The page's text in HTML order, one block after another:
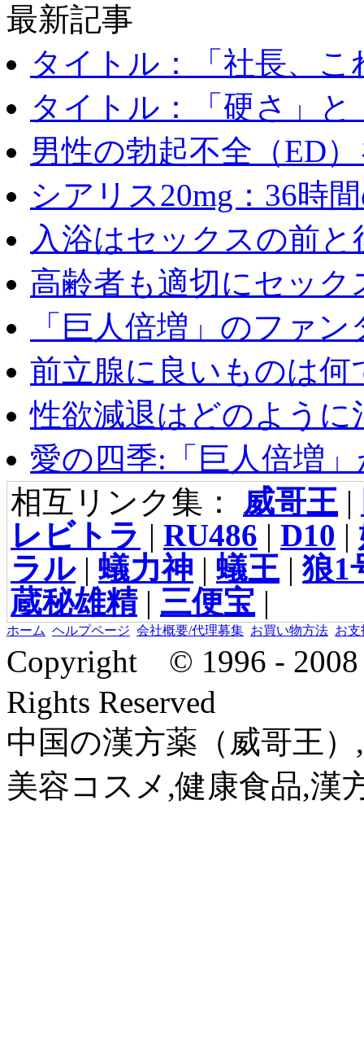
最新記事
タイトル：「社長、こ
タイトル：「硬さ」と
男性の勃起不全（ED
シアリス20mg：36時
入浴はセックスの前
高齢者も適切にセック
「巨人倍増」のファ
前立腺に良いものは何
性欲減退はどのように
愛の四季:「巨人倍増
相互リンク集： 威哥王 |
レビトラ | RU486 | D10 |
ラル| 蟻力神 | 蟻王 |狼1
蔵秘雄精| 三便宝 |
ホーム ヘルプページ 会社概要/代理募集 お買い物方法 お支
Copyright © 1996 -
Rights Reserved
中国の漢方薬（威哥王
美容コスメ,健康食品,漢